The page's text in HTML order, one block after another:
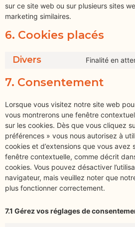
sur ce site web ou sur plusieurs sites
marketing similaires.
6. Cookies placés
Divers Finalité en
7. Consentement
Lorsque vous visitez notre site web
vous montrerons une fenêtre
sur les cookies. Dès que vous cliquez
préférences » vous nous autorisez à
cookies et d’extensions que vous avez
fenêtre contextuelle, comme décrit
cookies. Vous pouvez désactiver
navigateur, mais veuillez noter que
plus fonctionner correctement.
7.1 Gérez vos réglages de